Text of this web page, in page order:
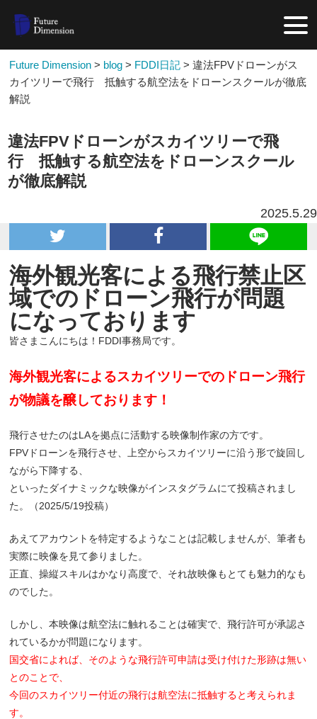
Future Dimension > blog > FDDI日記 >違法FPVドローンがス
カイツリーで飛行 抵触する航空法をドローンスクールが徹底
解説
違法FPVドローンがスカイツリーで飛
行 抵触する航空法をドローンスクール
が徹底解説
2025.5.29
海外観光客による飛行禁止区
域でのドローン飛行が問題
になっております
皆さまこんにちは！FDDI事務局です。
海外観光客によるスカイツリーでのドローン飛行
が物議を醸しております！
飛行させたのはLAを拠点に活動する映像制作家の方です。
FPVドローンを飛行させ、上空からスカイツリーに沿う形で旋回し
ながら下降する、
といったダイナミックな映像がインスタグラムにて投稿されまし
た。（2025/5/19投稿）
あえてアカウントを特定するようなことは記載しませんが、筆者も
実際に映像を見て参りました。
正直、操縦スキルはかなり高度で、それ故映像もとても魅力的なも
のでした。
しかし、本映像は航空法に触れることは確実で、飛行許可が承認さ
れているかが問題になります。
国交省によれば、そのような飛行許可申請は受け付けた形跡は無い
とのことで、
今回のスカイツリー付近の飛行は航空法に抵触すると考えられま
す。